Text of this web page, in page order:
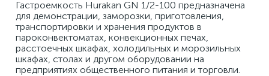
Гастроемкость Hurakan GN 1/2-100 предназначена
для демонстрации, заморозки, приготовления,
транспортировки и хранения продуктов в
пароконвектоматах, конвекционных печах,
расстоечных шкафах, холодильных и морозильных
шкафах, столах и другом оборудовании на
предприятиях общественного питания и торговли.